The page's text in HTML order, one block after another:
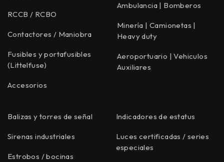
RCCB / RCBO
Contactores / Maniobra
Fusibles y portafusibles
(Littelfuse)
Accesorios
Ambulancia | Bomberos
Minería | Camionetas |
Heavy duty
Aeroportuario | Vehiculos
Auxiliares
Balizas y torres de señal
Sirenas industriales
Estrobos / bocinas
Indicadores de estatus
Luces certificadas / series
especiales